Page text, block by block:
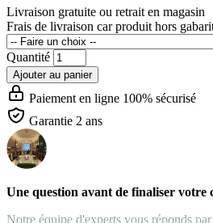
Livraison gratuite ou retrait en magasin
Frais de livraison car produit hors
Quantité
Ajouter au panier
Paiement en ligne 100% sécurisé
Garantie 2 ans
Une question avant de finaliser votre
Notre équipe d'experts vous réponds par